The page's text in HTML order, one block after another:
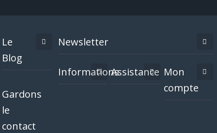
Le
Blog
Gardons
le
contact
Newsletter
InformationsAssistance Mon
compte